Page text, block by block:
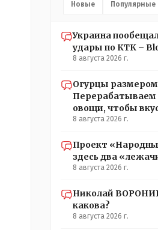
Новые Популярные
Украина
удары по КТК –
8 августа 2026 г.
Огурцы размером
Перерабатываем
овощи, чтобы
8 августа 2026 г.
Проект
здесь два
8 августа 2026 г.
Николай
какова?
8 августа 2026 г.